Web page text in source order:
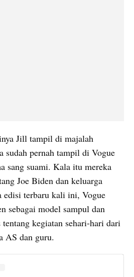
sudah pernah tampil di Vogue
sang suami. Kala itu mereka
Joe Biden dan keluarga
edisi terbaru kali ini, Vogue
sebagai model sampul dan
kegiatan sehari-hari dari
AS dan guru.